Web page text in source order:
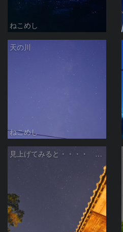
ねこめし
天の川
ねこめし
見上げてみると・・・・ Part2